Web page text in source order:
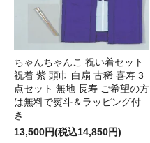
ちゃんちゃんこ 祝い着セット
祝着 紫 頭巾 白扇 古稀 喜寿 3
点セット 無地 長寿 ご希望の方
は無料で熨斗＆ラッピング付
き
13,500円(税込14,850円)